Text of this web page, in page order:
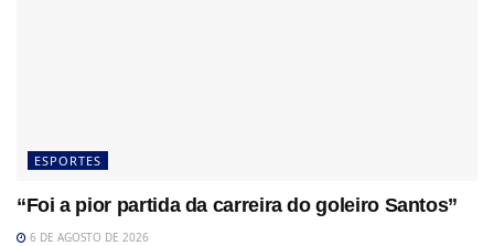
ESPORTES
“Foi a pior partida da carreira do goleiro Santos”
6 DE AGOSTO DE 2026